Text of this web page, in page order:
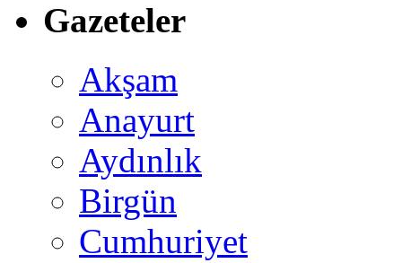
Gazeteler
Akşam
Anayurt
Aydınlık
Birgün
Cumhuriyet